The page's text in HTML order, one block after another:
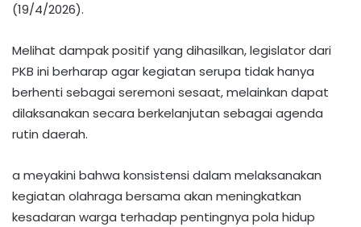
(19/4/2026).
Melihat dampak positif yang dihasilkan, legislator dari
PKB ini berharap agar kegiatan serupa tidak hanya
berhenti sebagai seremoni sesaat, melainkan dapat
dilaksanakan secara berkelanjutan sebagai agenda
rutin daerah.
a meyakini bahwa konsistensi dalam melaksanakan
kegiatan olahraga bersama akan meningkatkan
kesadaran warga terhadap pentingnya pola hidup